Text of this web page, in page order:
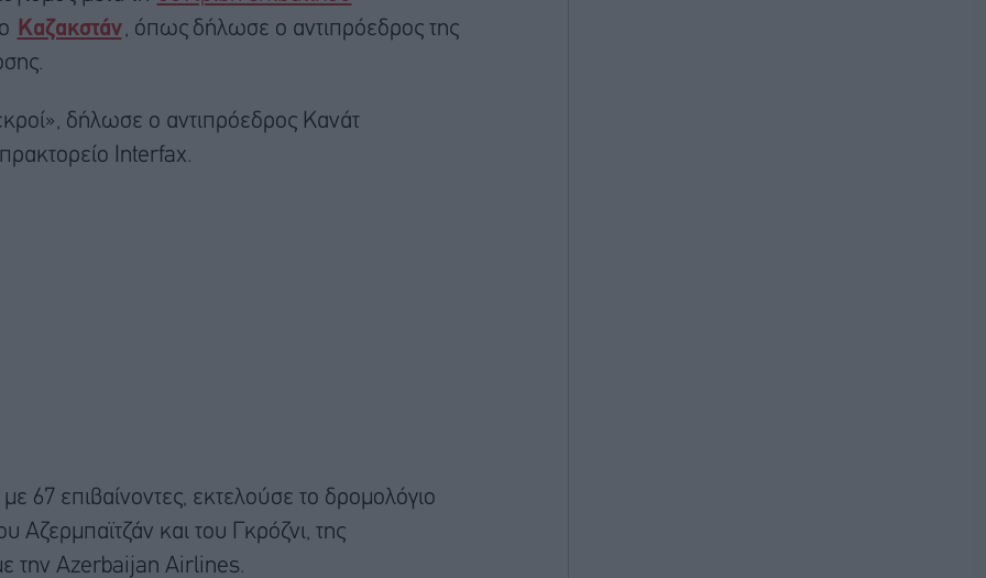
Καζακστάν, όπως δήλωσε ο αντιπρόεδρος της
δήλωσε ο αντιπρόεδρος Κανάτ
Interfax.
67 επιβαίνοντες, εκτελούσε το δρομολόγιο
και του Γκρόζνι, της
την Azerbaijan Airlines.